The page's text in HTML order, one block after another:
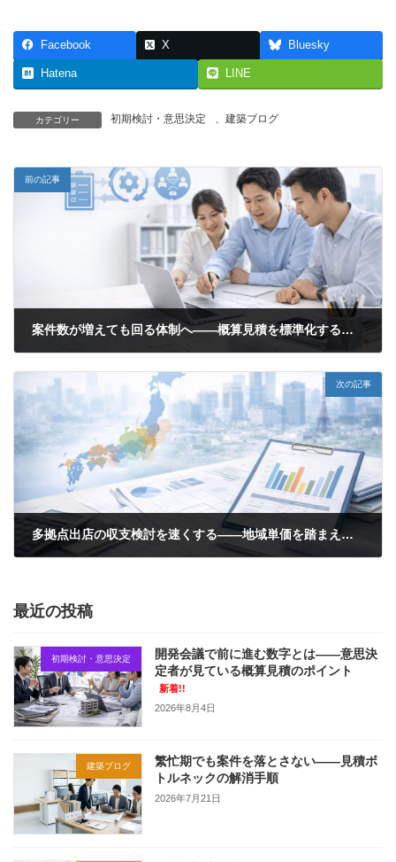
Facebook X Bluesky
Hatena LINE
カテゴリー 初期検討・意思決定 、 建築ブログ
前の記事
案件数が増えても回る体制へ——概算見積を標準化する実務ポイント
次の記事
多拠点出店の収支検討を速くする——地域単価を踏まえた概算の見せ方
最近の投稿
初期検討・意思決定
開発会議で前に進む数字とは——意思決
定者が見ている概算見積のポイント
新着!!
2026年8月4日
建築ブログ
繁忙期でも案件を落とさない——見積ボ
トルネックの解消手順
2026年7月21日